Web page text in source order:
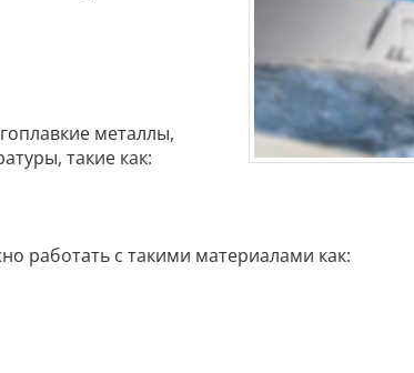
металлы,
такие как:
работать с такими материалами как: